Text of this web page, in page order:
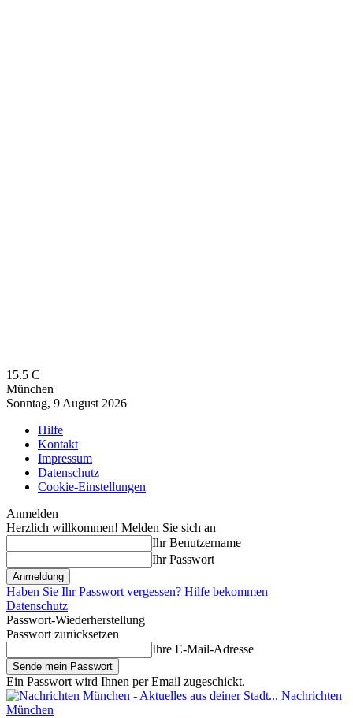
15.5 C
München
Sonntag, 9 August 2026
Hilfe
Kontakt
Impressum
Datenschutz
Cookie-Einstellungen
Anmelden
Herzlich willkommen! Melden Sie sich an
Ihr Benutzername
Ihr Passwort
Haben Sie Ihr Passwort vergessen? Hilfe bekommen
Datenschutz
Passwort-Wiederherstellung
Passwort zurücksetzen
Ihre E-Mail-Adresse
Ein Passwort wird Ihnen per Email zugeschickt.
Nachrichten
München